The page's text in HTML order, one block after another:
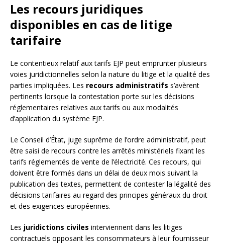
Les recours juridiques
disponibles en cas de litige
tarifaire
Le contentieux relatif aux tarifs EJP peut emprunter plusieurs
voies juridictionnelles selon la nature du litige et la qualité des
parties impliquées. Les recours administratifs s’avèrent
pertinents lorsque la contestation porte sur les décisions
réglementaires relatives aux tarifs ou aux modalités
d’application du système EJP.
Le Conseil d’État, juge suprême de l’ordre administratif, peut
être saisi de recours contre les arrêtés ministériels fixant les
tarifs réglementés de vente de l’électricité. Ces recours, qui
doivent être formés dans un délai de deux mois suivant la
publication des textes, permettent de contester la légalité des
décisions tarifaires au regard des principes généraux du droit
et des exigences européennes.
Les juridictions civiles interviennent dans les litiges
contractuels opposant les consommateurs à leur fournisseur